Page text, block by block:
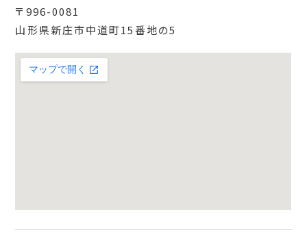
〒996-0081
山形県新庄市中道町15番地の5